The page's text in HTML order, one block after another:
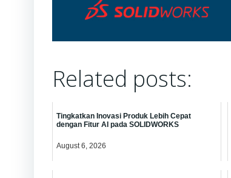
Related posts:
Tingkatkan Inovasi Produk Lebih Cepat
dengan Fitur AI pada SOLIDWORKS
August 6, 2026